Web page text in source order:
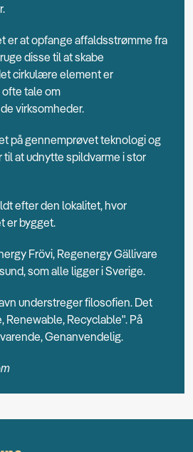
er at opfange affaldsstrømme fra
disse til at skabe
cirkulære element er
tale om
virksomheder.
på gennemprøvet teknologi og
at udnytte spildvarme i stor
efter den lokalitet, hvor
er bygget.
Frövi, Regenergy Gällivare
som alle ligger i Sverige.
understreger filosofien. Det
Renewable, Recyclable". På
Genanvendelig.